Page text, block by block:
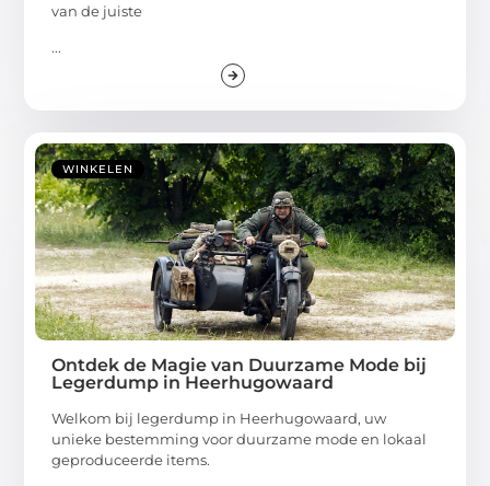
van de juiste
...
WINKELEN
Ontdek de Magie van Duurzame Mode bij
Legerdump in Heerhugowaard
Welkom bij legerdump in Heerhugowaard, uw
unieke bestemming voor duurzame mode en lokaal
geproduceerde items.